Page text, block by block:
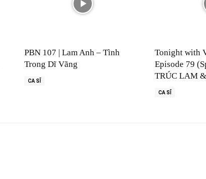
PBN 107 | Lam Anh – Tình
Trong Dĩ Vãng
CA SĨ
Tonight with
Episode 79
TRÚC LAM
CA SĨ